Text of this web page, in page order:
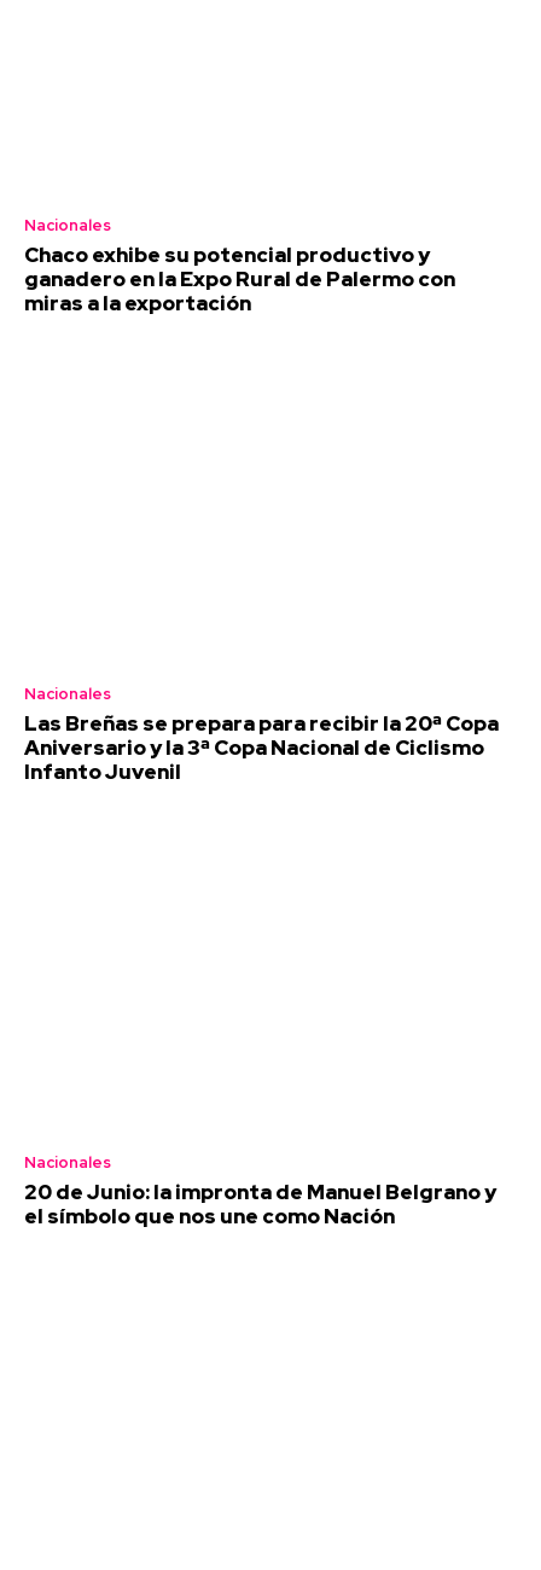
Nacionales
Chaco exhibe su potencial productivo y
ganadero en la Expo Rural de Palermo con
miras a la exportación
Nacionales
Las Breñas se prepara para recibir la 20ª Copa
Aniversario y la 3ª Copa Nacional de Ciclismo
Infanto Juvenil
Nacionales
20 de Junio: la impronta de Manuel Belgrano y
el símbolo que nos une como Nación